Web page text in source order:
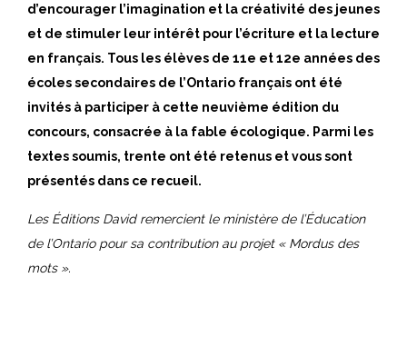
d’encourager l’imagination et la créativité des jeunes
et de stimuler leur intérêt pour l’écriture et la lecture
en français. Tous les élèves de 11e et 12e années des
écoles secondaires de l’Ontario français ont été
invités à participer à cette neuvième édition du
concours, consacrée à la fable écologique. Parmi les
textes soumis, trente ont été retenus et vous sont
présentés dans ce recueil.
Les Éditions David remercient le ministère de l’Éducation
de l’Ontario pour sa contribution au projet « Mordus des
mots ».